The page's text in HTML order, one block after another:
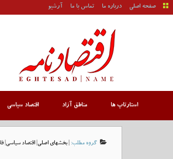
صفحه اصلی درباره ما تماس با ما آرشیو
اقتصاد سیاسی مناطق آزاد استارتاپ ها
گروه مطلب: |بخشهای اصلی اقتصاد سیاسی